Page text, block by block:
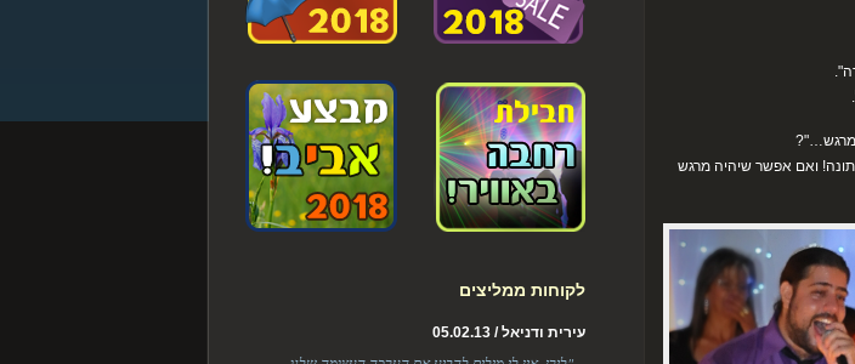
מרגש…"?
ואם אפשר שיהיה מרגש
לקוחות ממליצים
עירית ודניאל / 05.02.13